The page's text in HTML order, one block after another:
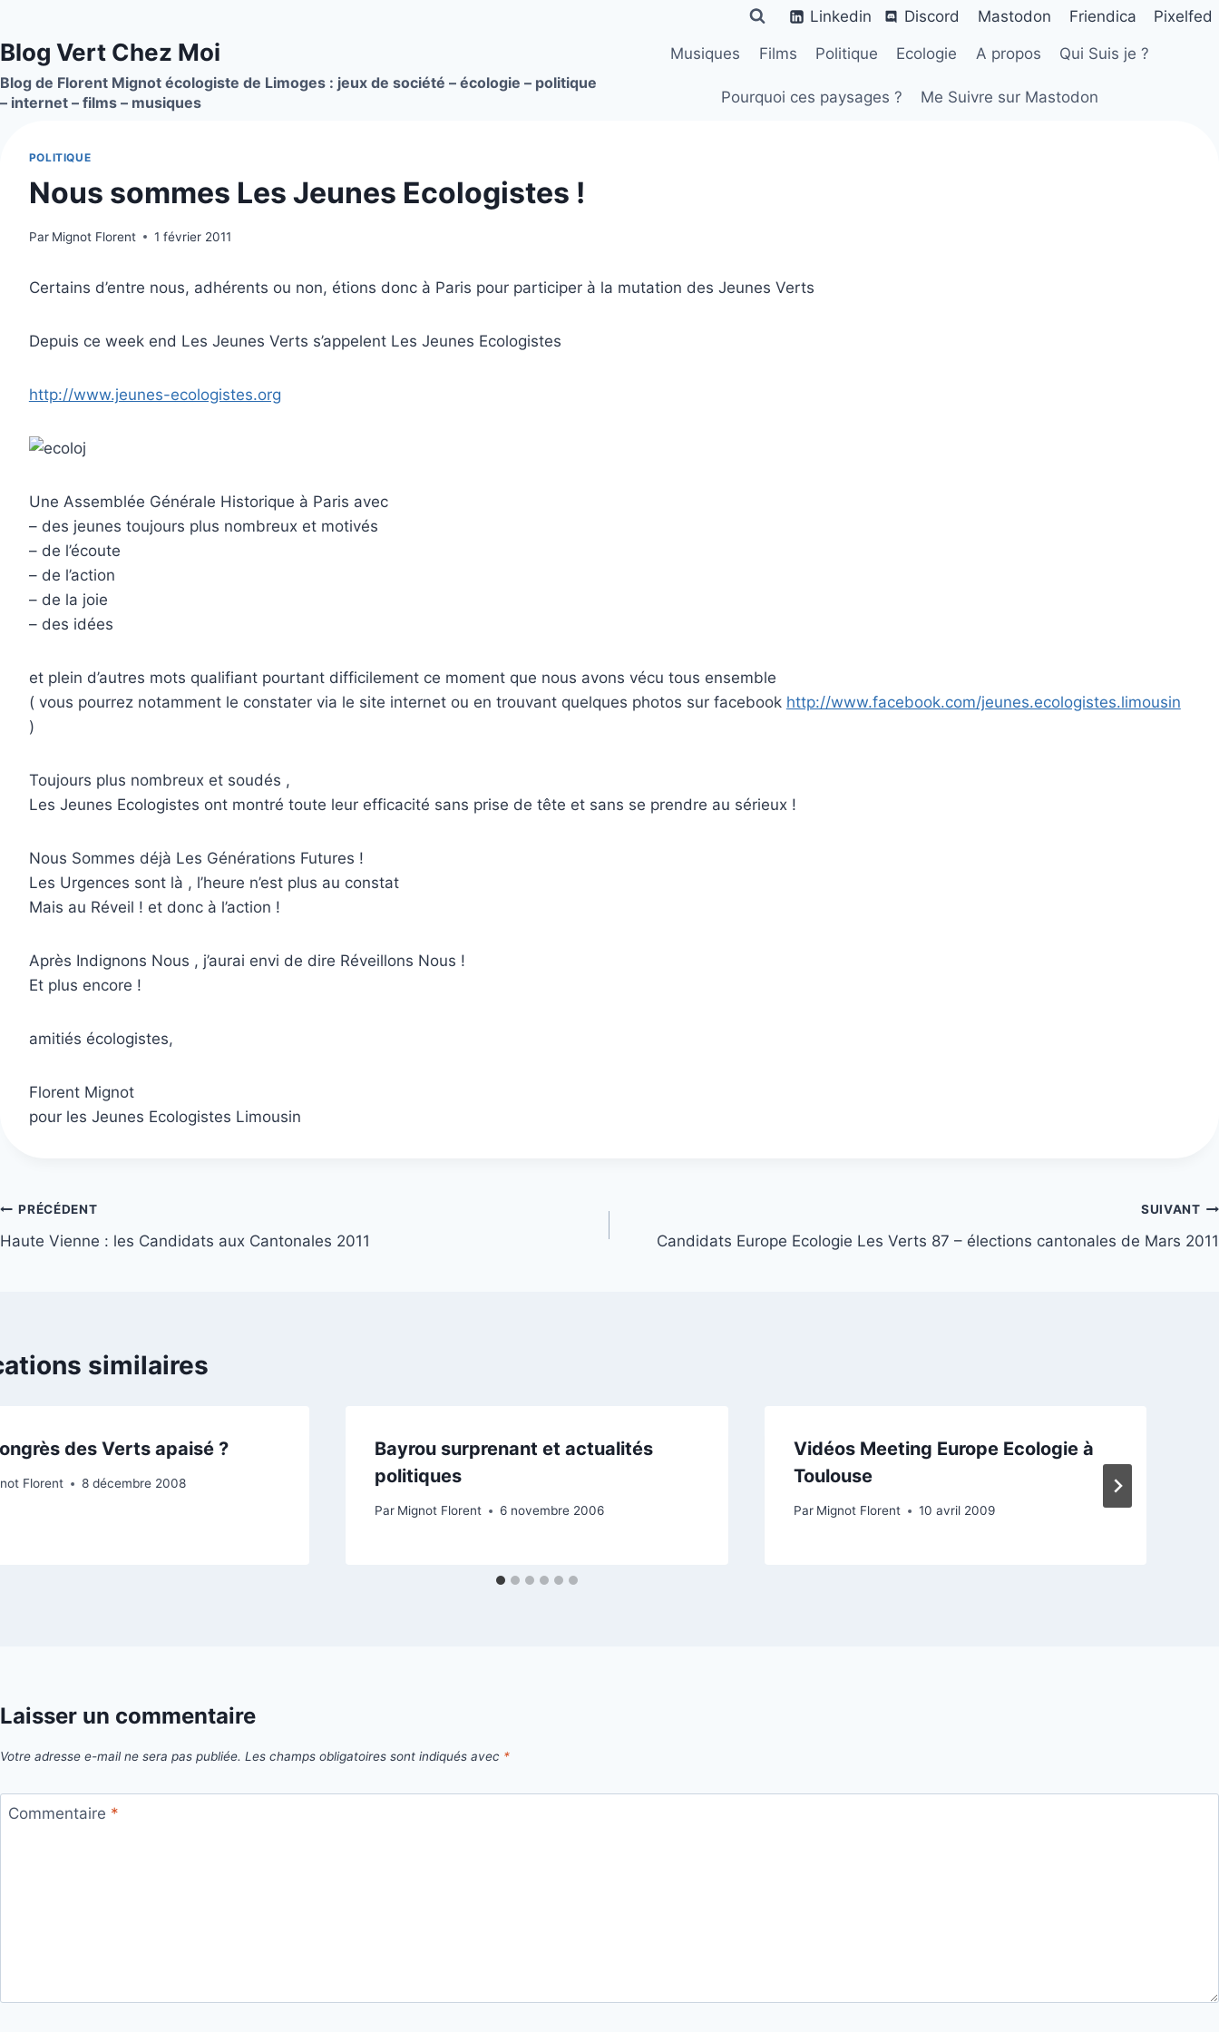
contenu
Linkedin Discord Mastodon Friendica Pixelfed
Blog Vert Chez Moi
Blog de Florent Mignot écologiste de Limoges : jeux de société – écologie – politique
– internet – films – musiques
Musiques Films Politique Ecologie A propos Qui Suis je ?
Pourquoi ces paysages ? Me Suivre sur Mastodon
POLITIQUE
Nous sommes Les Jeunes Ecologistes !
Par Mignot Florent 1 février 2011
Certains d’entre nous, adhérents ou non, étions donc à Paris pour participer à la mutation des Jeunes Verts
Depuis ce week end Les Jeunes Verts s’appelent Les Jeunes Ecologistes
http://www.jeunes-ecologistes.org
Une Assemblée Générale Historique à Paris avec
– des jeunes toujours plus nombreux et motivés
– de l’écoute
– de l’action
– de la joie
– des idées
et plein d’autres mots qualifiant pourtant difficilement ce moment que nous avons vécu tous ensemble
( vous pourrez notamment le constater via le site internet ou en trouvant quelques photos sur facebook http://www.facebook.com/jeunes.ecologistes.limousin
)
Toujours plus nombreux et soudés ,
Les Jeunes Ecologistes ont montré toute leur efficacité sans prise de tête et sans se prendre au sérieux !
Nous Sommes déjà Les Générations Futures !
Les Urgences sont là , l’heure n’est plus au constat
Mais au Réveil ! et donc à l’action !
Après Indignons Nous , j’aurai envi de dire Réveillons Nous !
Et plus encore !
amitiés écologistes,
Florent Mignot
pour les Jeunes Ecologistes Limousin
Navigation
de
PRÉCÉDENT
Haute Vienne : les Candidats aux Cantonales 2011
SUIVANT
Candidats Europe Ecologie Les Verts 87 – élections cantonales de Mars 2011
similaires
des Verts apaisé ?
Florent 8 décembre 2008
Bayrou surprenant et actualités
politiques
Par Mignot Florent 6 novembre 2006
Vidéos Meeting Europe Ecologie à
Toulouse
Par Mignot Florent 10 avril 2009
Laisser un commentaire
Votre adresse e-mail ne sera pas publiée. Les champs obligatoires sont indiqués avec *
Commentaire *